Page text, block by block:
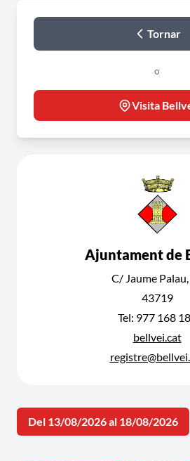
Tornar
o
Visita
Ajuntament de
C/ Jaume
43719
Tel: 977 168
bellvei.cat
Del 13/08/2026 al 18/08/2026